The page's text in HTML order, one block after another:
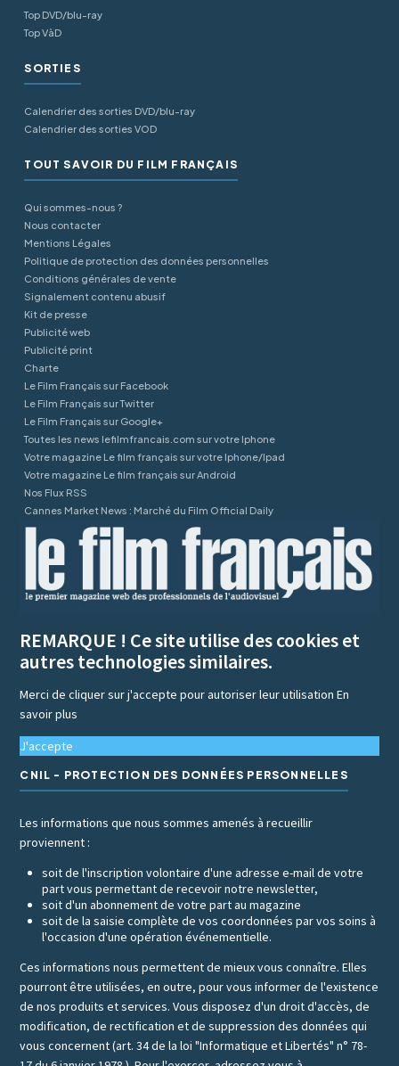
Top DVD/blu-ray
Top VàD
SORTIES
Calendrier des sorties DVD/blu-ray
Calendrier des sorties VOD
TOUT SAVOIR DU FILM FRANÇAIS
Qui sommes-nous ?
Nous contacter
Mentions Légales
Politique de protection des données personnelles
Conditions générales de vente
Signalement contenu abusif
Kit de presse
Publicité web
Publicité print
Charte
Le Film Français sur Facebook
Le Film Français sur Twitter
Le Film Français sur Google+
Toutes les news lefilmfrancais.com sur votre Iphone
Votre magazine Le film français sur votre Iphone/Ipad
Votre magazine Le film français sur Android
Nos Flux RSS
Cannes Market News : Marché du Film Official Daily
REMARQUE ! Ce site utilise des cookies et
autres technologies similaires.
Merci de cliquer sur j'accepte pour autoriser leur utilisationEn
savoir plus
J'accepte
CNIL - PROTECTION DES DONNÉES PERSONNELLES
Les informations que nous sommes amenés à recueillir
proviennent :
soit de l'inscription volontaire d'une adresse e-mail de votre
part vous permettant de recevoir notre newsletter,
soit d'un abonnement de votre part au magazine
soit de la saisie complète de vos coordonnées par vos soins à
l'occasion d'une opération événementielle.
Ces informations nous permettent de mieux vous connaître. Elles
pourront être utilisées, en outre, pour vous informer de l'existence
de nos produits et services. Vous disposez d'un droit d'accès, de
modification, de rectification et de suppression des données qui
vous concernent (art. 34 de la loi "Informatique et Libertés" n° 78-